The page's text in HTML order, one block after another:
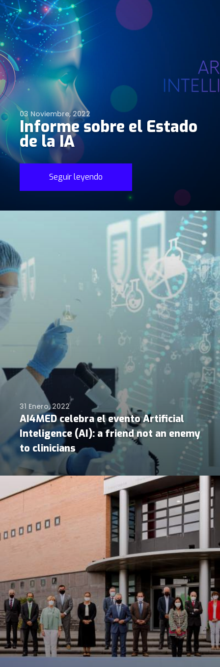
03 Noviembre, 2022
Informe sobre el Estado
de la IA
Seguir leyendo
31 Enero, 2022
AI4MED celebra el evento Artificial
Inteligence (AI): a friend not an enemy
to clinicians